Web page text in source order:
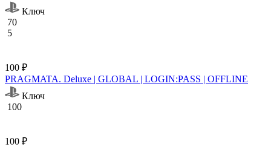
Ключ
70
5
100 ₽
PRAGMATA. Deluxe | GLOBAL | LOGIN:PASS | OFFLINE
Ключ
100
100 ₽